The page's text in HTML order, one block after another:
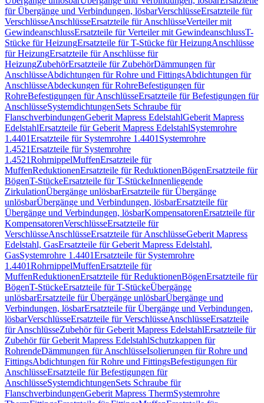
für Übergänge und Verbindungen, lösbarVerschlüsseErsatzteile für
VerschlüsseAnschlüsseErsatzteile für AnschlüsseVerteiler mit
GewindeanschlussErsatzteile für Verteiler mit GewindeanschlussT-
Stücke für HeizungErsatzteile für T-Stücke für HeizungAnschlüsse
für HeizungErsatzteile für Anschlüsse für
HeizungZubehörErsatzteile für ZubehörDämmungen für
AnschlüsseAbdichtungen für Rohre und FittingsAbdichtungen für
AnschlüsseAbdeckungen für RohreBefestigungen für
RohreBefestigungen für AnschlüsseErsatzteile für Befestigungen für
AnschlüsseSystemdichtungenSets Schraube für
FlanschverbindungenGeberit Mapress EdelstahlGeberit Mapress
EdelstahlErsatzteile für Geberit Mapress EdelstahlSystemrohre
1.4401Ersatzteile für Systemrohre 1.4401 Systemrohre
1.4521Ersatzteile für Systemrohre
1.4521RohrnippelMuffenErsatzteile für
MuffenReduktionenErsatzteile für ReduktionenBögenErsatzteile für
BögenT-StückeErsatzteile für T-StückeInnenliegende
ZirkulationÜbergänge unlösbarErsatzteile für Übergänge
unlösbarÜbergänge und Verbindungen, lösbarErsatzteile für
Übergänge und Verbindungen, lösbarKompensatorenErsatzteile für
KompensatorenVerschlüsseErsatzteile für
VerschlüsseAnschlüsseErsatzteile für AnschlüsseGeberit Mapress
Edelstahl, GasErsatzteile für Geberit Mapress Edelstahl,
GasSystemrohre 1.4401Ersatzteile für Systemrohre
1.4401RohrnippelMuffenErsatzteile für
MuffenReduktionenErsatzteile für ReduktionenBögenErsatzteile für
BögenT-StückeErsatzteile für T-StückeÜbergänge
unlösbarErsatzteile für Übergänge unlösbarÜbergänge und
Verbindungen, lösbarErsatzteile für Übergänge und Verbindungen,
lösbarVerschlüsseErsatzteile für VerschlüsseAnschlüsseErsatzteile
für AnschlüsseZubehör für Geberit Mapress EdelstahlErsatzteile für
Zubehör für Geberit Mapress EdelstahlSchutzkappen für
RohrendeDämmungen für AnschlüsseIsolierungen für Rohre und
FittingsAbdichtungen für Rohre und FittingsBefestigungen für
AnschlüsseErsatzteile für Befestigungen für
AnschlüsseSystemdichtungenSets Schraube für
FlanschverbindungenGeberit Mapress ThermSystemrohre